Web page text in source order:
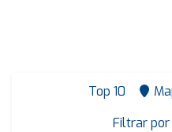
Top 10
Filtrar